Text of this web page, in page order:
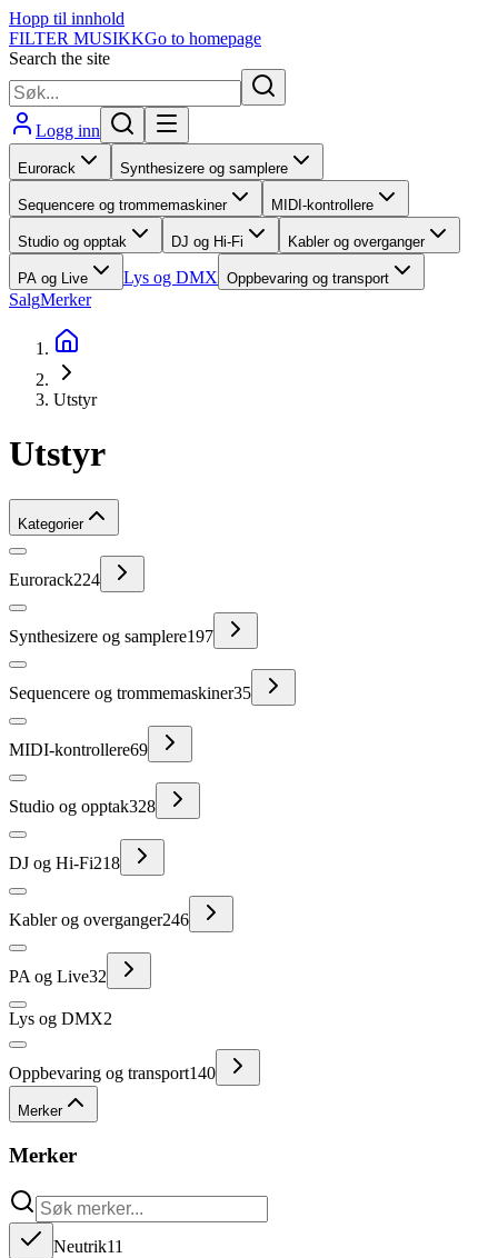
Hopp til innhold
FILTER MUSIKKGo to homepage
Search the site
Logg inn
Eurorack Synthesizere og samplere
Sequencere og trommemaskiner MIDI-kontrollere
Studio og opptak DJ og Hi-Fi Kabler og overganger
PA og Live Lys og DMX Oppbevaring og transport
SalgMerker
Utstyr
Utstyr
Kategorier
Eurorack224
Synthesizere og samplere197
Sequencere og trommemaskiner35
MIDI-kontrollere69
Studio og opptak328
DJ og Hi-Fi218
Kabler og overganger246
PA og Live32
Lys og DMX2
Oppbevaring og transport140
Merker
Merker
Neutrik11